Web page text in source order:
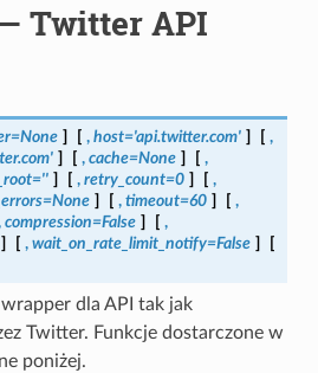
Twitter API
] [ , host='api.twitter.com' ] [ ,
] [ , cache=None ] [ ,
] [ , retry_count=0 ] [ ,
] [ , timeout=60 ] [ ,
compression=False ] [ ,
] [ , wait_on_rate_limit_notify=False ]
[
dla API tak jak
Twitter. Funkcje dostarczone w
poniżej.